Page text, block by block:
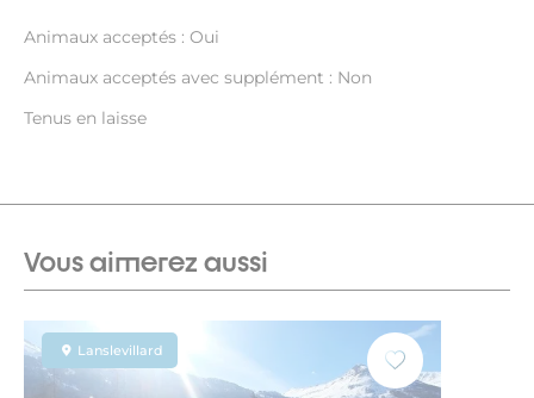
Animaux acceptés : Oui
Animaux acceptés avec supplément : Non
Tenus en laisse
Vous aimerez aussi
Lanslevillard